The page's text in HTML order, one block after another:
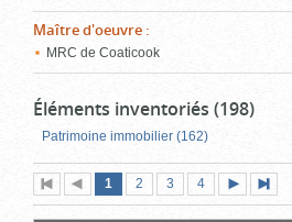
Maître d'oeuvre :
MRC de Coaticook
Éléments inventoriés (198)
Patrimoine immobilier (162)
Première
page
Page
précédente
Page
1 (page
actuelle)
Page
2 Page
3 Page
4
suivante
page